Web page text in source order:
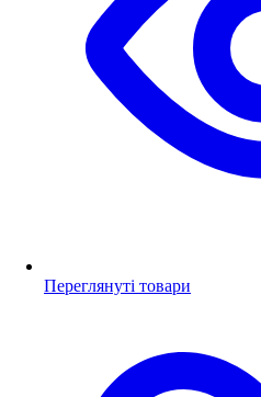
Переглянуті товари